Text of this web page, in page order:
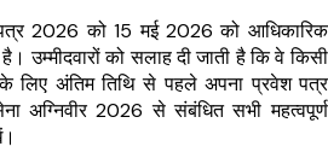
पत्र 2026 को 15 मई 2026 को आधिकारिक
उम्मीदवारों को सलाह दी जाती है कि वे किसी
लिए अंतिम तिथि से पहले अपना प्रवेश पत्र
अग्निवीर 2026 से संबंधित सभी महत्वपूर्ण